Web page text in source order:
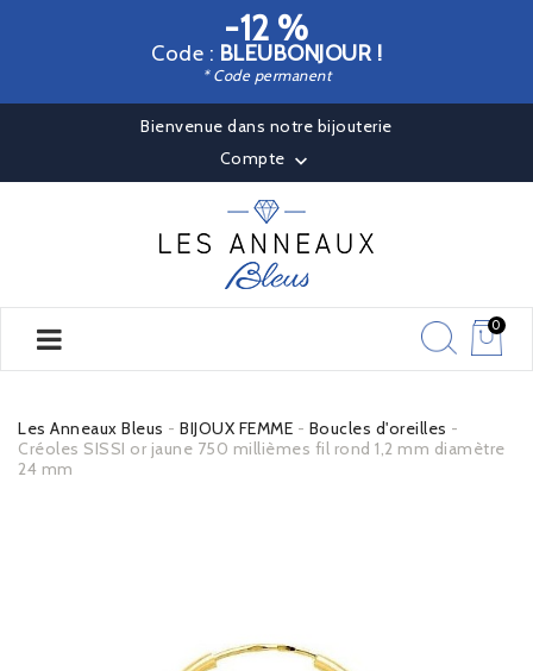
-12 %
Code : BLEUBONJOUR !
* Code permanent
Bienvenue dans notre bijouterie
Compte 
0
Les Anneaux Bleus BIJOUX FEMME
Boucles d'oreilles
Créoles SISSI or jaune 750 millièmes fil rond 1,2 mm diamètre
24 mm